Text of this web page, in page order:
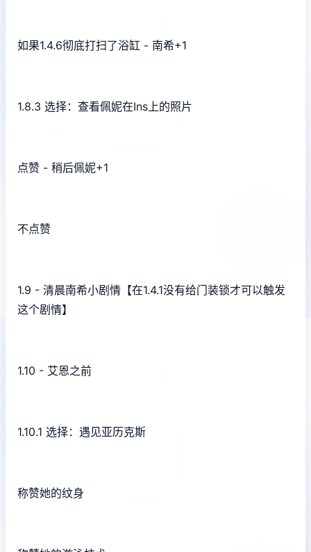
如果1.4.6彻底打扫了浴缸 - 南希+1
1.8.3 选择：查看佩妮在Ins上的照片
点赞 - 稍后佩妮+1
不点赞
1.9 - 清晨南希小剧情【在1.4.1没有给门装锁才可以触发
这个剧情】
1.10 - 艾恩之前
1.10.1 选择：遇见亚历克斯
称赞她的纹身